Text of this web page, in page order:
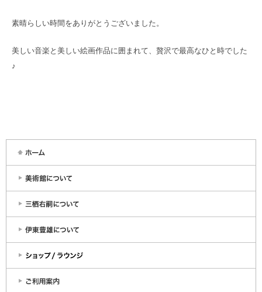
素晴らしい時間をありがとうございました。
美しい音楽と美しい絵画作品に囲まれて、贅沢で最高なひと時でした
♪